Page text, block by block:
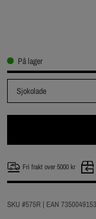
På lager
Sjokolade
Fri frakt over 5000 kr
SKU #575R | EAN